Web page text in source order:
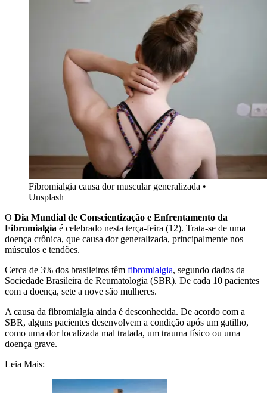
Fibromialgia causa dor muscular generalizada •
Unsplash
O Dia Mundial de Conscientização e Enfrentamento da
Fibromialgia é celebrado nesta terça-feira (12). Trata-se de uma
doença crônica, que causa dor generalizada, principalmente nos
músculos e tendões.
Cerca de 3% dos brasileiros têm fibromialgia, segundo dados da
Sociedade Brasileira de Reumatologia (SBR). De cada 10 pacientes
com a doença, sete a nove são mulheres.
A causa da fibromialgia ainda é desconhecida. De acordo com a
SBR, alguns pacientes desenvolvem a condição após um gatilho,
como uma dor localizada mal tratada, um trauma físico ou uma
doença grave.
Leia Mais: